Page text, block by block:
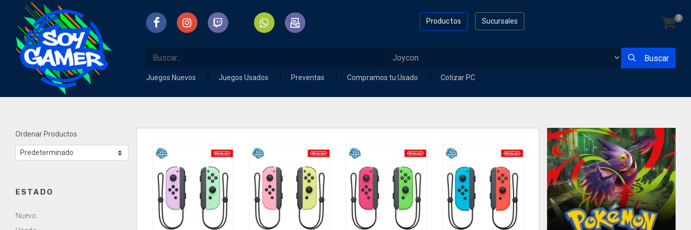
Sucursales
Productos 0
Buscar
Juegos Nuevos Juegos Usados Preventas Compramos tu Usado Cotizar PC
Ordenar Productos
ESTADO
Nuevo